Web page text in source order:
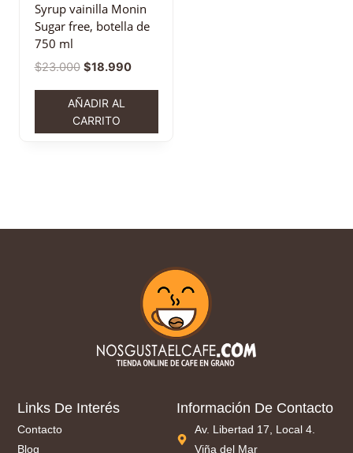
Syrup vainilla Monin
Sugar free, botella de
750 ml
$23.000 $18.990
AÑADIR AL
CARRITO
Links De Interés
Contacto
Blog
Información De Contacto
Av. Libertad 17, Local 4.
Viña del Mar